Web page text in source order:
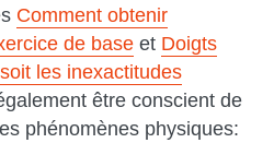
Comment obtenir
de base et Doigts
les inexactitudes
être conscient de
phénomènes physiques: